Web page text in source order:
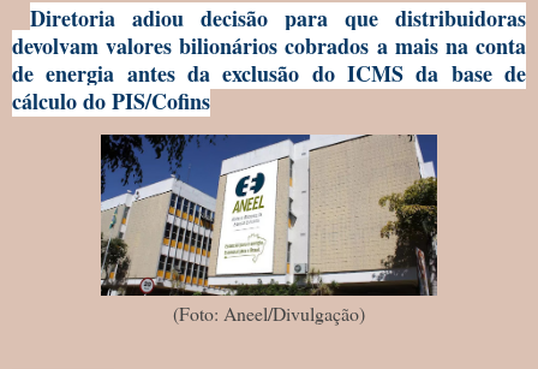
Diretoria adiou decisão para que distribuidoras
devolvam valores bilionários cobrados a mais na conta
de energia antes da exclusão do ICMS da base de
cálculo do PIS/Cofins
(Foto: Aneel/Divulgação)